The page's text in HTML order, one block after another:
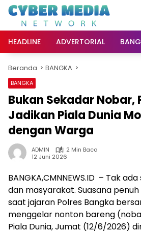
Langsung
konten
HEADLINE
ADVERTORIAL
Beranda BANGKA
BANGKA
Bukan Sekadar Nobar,
Jadikan Piala Dunia
dengan Warga
ADMIN
2 Min Baca
12 Juni 2026
BANGKA,CMNNEWS.ID – Tak
dan masyarakat. Suasana
saat jajaran Polres Bangka
menggelar nonton bareng
Piala Dunia, Jumat (12/6/2026)